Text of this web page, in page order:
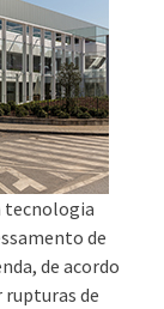
tecnologia
de
de acordo
de